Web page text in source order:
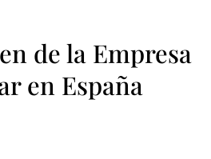
de la Empresa
en España